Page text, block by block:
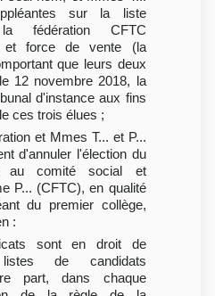
sur la liste
fédération CFTC
et force de vente (la
que leurs deux
12 novembre 2018, la
d'instance aux fins
ces trois élues ;
et Mmes T... et P...
d'annuler l'élection du
au comité social et
P... (CFTC), en qualité
du premier collège,
:
sont en droit de
de candidats
part, dans chaque